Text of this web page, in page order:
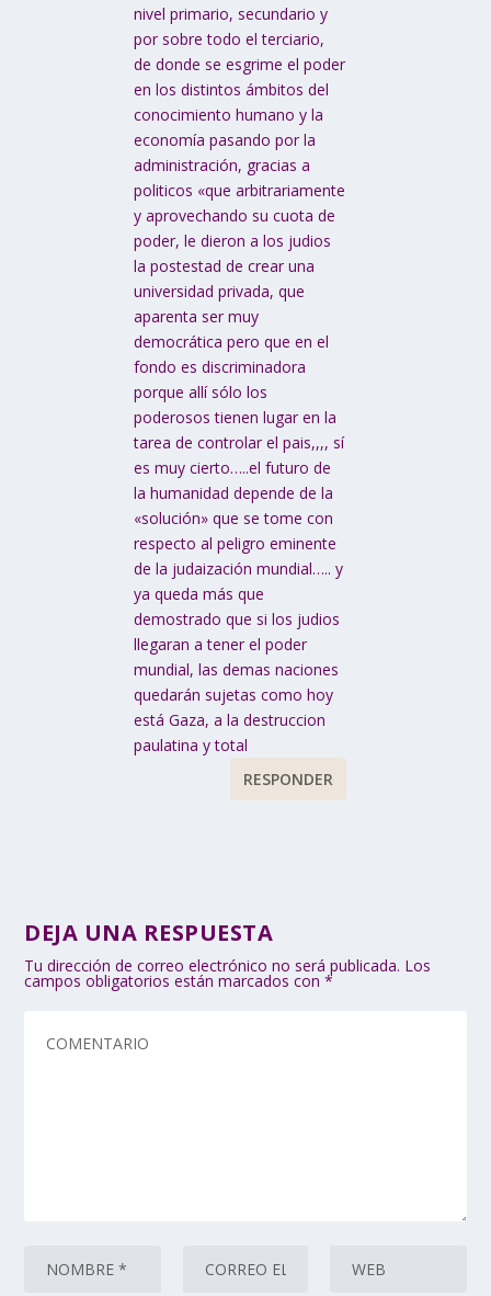
nivel primario, secundario y
por sobre todo el terciario,
de donde se esgrime el poder
en los distintos ámbitos del
conocimiento humano y la
economía pasando por la
administración, gracias a
politicos «que arbitrariamente
y aprovechando su cuota de
poder, le dieron a los judios
la postestad de crear una
universidad privada, que
aparenta ser muy
democrática pero que en el
fondo es discriminadora
porque allí sólo los
poderosos tienen lugar en la
tarea de controlar el pais,,,, sí
es muy cierto…..el futuro de
la humanidad depende de la
«solución» que se tome con
respecto al peligro eminente
de la judaización mundial….. y
ya queda más que
demostrado que si los judios
llegaran a tener el poder
mundial, las demas naciones
quedarán sujetas como hoy
está Gaza, a la destruccion
paulatina y total
RESPONDER
DEJA UNA RESPUESTA
Tu dirección de correo electrónico no será publicada. Los
campos obligatorios están marcados con*